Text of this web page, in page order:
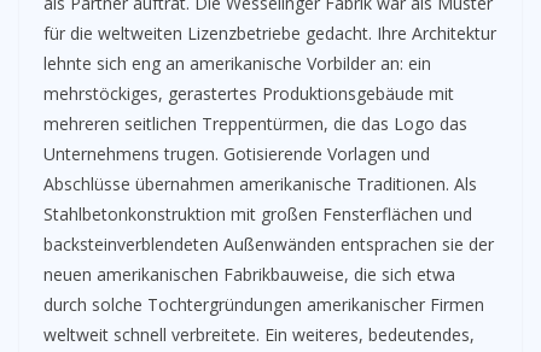
für die weltweiten Lizenzbetriebe gedacht. Ihre Architektur
lehnte sich eng an amerikanische Vorbilder an: ein
mehrstöckiges, gerastertes Produktionsgebäude mit
mehreren seitlichen Treppentürmen, die das Logo das
Unternehmens trugen. Gotisierende Vorlagen und
Abschlüsse übernahmen amerikanische Traditionen. Als
Stahlbetonkonstruktion mit großen Fensterflächen und
backsteinverblendeten Außenwänden entsprachen sie der
neuen amerikanischen Fabrikbauweise, die sich etwa
durch solche Tochtergründungen amerikanischer Firmen
weltweit schnell verbreitete. Ein weiteres, bedeutendes,